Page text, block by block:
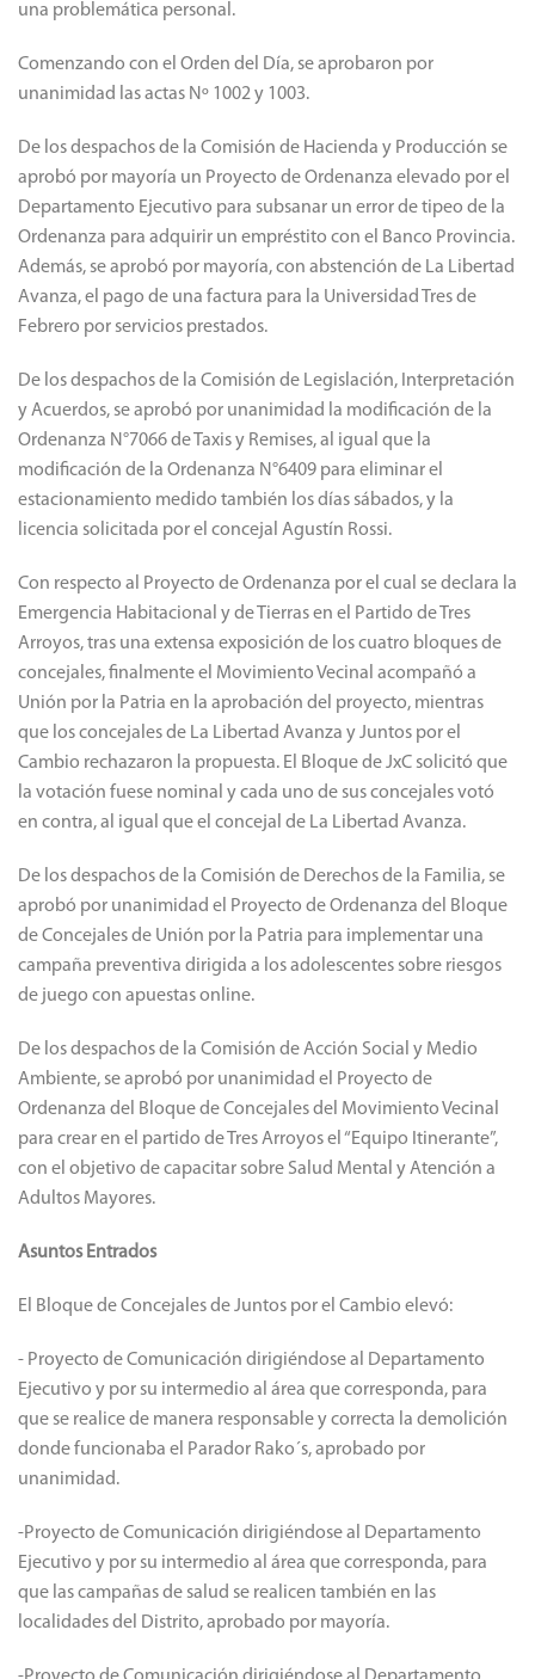
una problemática personal.
Comenzando con el Orden del Día, se aprobaron por
unanimidad las actas Nº 1002 y 1003.
De los despachos de la Comisión de Hacienda y Producción se
aprobó por mayoría un Proyecto de Ordenanza elevado por el
Departamento Ejecutivo para subsanar un error de tipeo de la
Ordenanza para adquirir un empréstito con el Banco Provincia.
Además, se aprobó por mayoría, con abstención de La Libertad
Avanza, el pago de una factura para la Universidad Tres de
Febrero por servicios prestados.
De los despachos de la Comisión de Legislación, Interpretación
y Acuerdos, se aprobó por unanimidad la modificación de la
Ordenanza N°7066 de Taxis y Remises, al igual que la
modificación de la Ordenanza N°6409 para eliminar el
estacionamiento medido también los días sábados, y la
licencia solicitada por el concejal Agustín Rossi.
Con respecto al Proyecto de Ordenanza por el cual se declara la
Emergencia Habitacional y de Tierras en el Partido de Tres
Arroyos, tras una extensa exposición de los cuatro bloques de
concejales, finalmente el Movimiento Vecinal acompañó a
Unión por la Patria en la aprobación del proyecto, mientras
que los concejales de La Libertad Avanza y Juntos por el
Cambio rechazaron la propuesta. El Bloque de JxC solicitó que
la votación fuese nominal y cada uno de sus concejales votó
en contra, al igual que el concejal de La Libertad Avanza.
De los despachos de la Comisión de Derechos de la Familia, se
aprobó por unanimidad el Proyecto de Ordenanza del Bloque
de Concejales de Unión por la Patria para implementar una
campaña preventiva dirigida a los adolescentes sobre riesgos
de juego con apuestas online.
De los despachos de la Comisión de Acción Social y Medio
Ambiente, se aprobó por unanimidad el Proyecto de
Ordenanza del Bloque de Concejales del Movimiento Vecinal
para crear en el partido de Tres Arroyos el “Equipo Itinerante”,
con el objetivo de capacitar sobre Salud Mental y Atención a
Adultos Mayores.
Asuntos Entrados
El Bloque de Concejales de Juntos por el Cambio elevó:
- Proyecto de Comunicación dirigiéndose al Departamento
Ejecutivo y por su intermedio al área que corresponda, para
que se realice de manera responsable y correcta la demolición
donde funcionaba el Parador Rako´s, aprobado por
unanimidad.
-Proyecto de Comunicación dirigiéndose al Departamento
Ejecutivo y por su intermedio al área que corresponda, para
que las campañas de salud se realicen también en las
localidades del Distrito, aprobado por mayoría.